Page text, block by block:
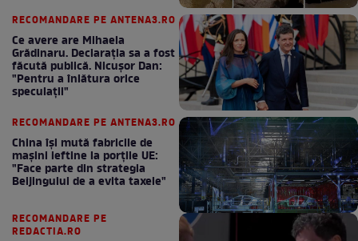
RECOMANDARE PE ANTENA3.RO
Ce avere are Mihaela
Grădinaru. Declarația sa a fost
făcută publică. Nicușor Dan:
"Pentru a înlătura orice
speculații"
RECOMANDARE PE ANTENA3.RO
China își mută fabricile de
mașini ieftine la porțile UE:
"Face parte din strategia
Beijingului de a evita taxele"
RECOMANDARE PE
REDACTIA.RO